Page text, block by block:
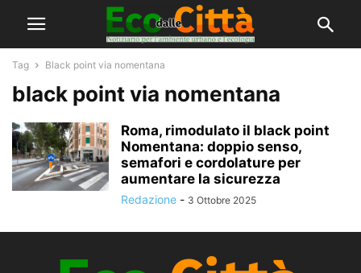
Tag Black point via nomentana
black point via nomentana
Roma, rimodulato il black point
Nomentana: doppio senso,
semafori e cordolature per
aumentare la sicurezza
Redazione - 3 Ottobre 2025